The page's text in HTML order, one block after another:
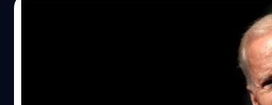
โจ ไบเดน ลงเลือกตั้งประธานาธิบดีสมัยที่ 2
ประธานาธิบดีสมัยที่ 2 ในปี 2024 ท่ามกลางผลสำรวจความ